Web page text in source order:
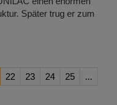
Später trug er zum
22 23 24 25
...